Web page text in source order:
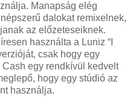
Manapság elég
dalokat remixelnek,
az előzeteseiknek.
használta a Luniz “I
csak hogy egy
egy rendkívül kedvelt
hogy egy stúdió az
használja.